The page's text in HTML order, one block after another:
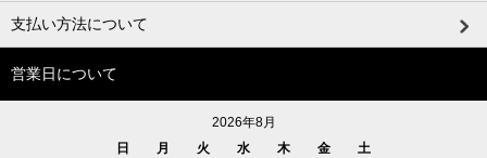
支払い方法について
営業日について
2026年8月
日
月 火 水 木 金 土